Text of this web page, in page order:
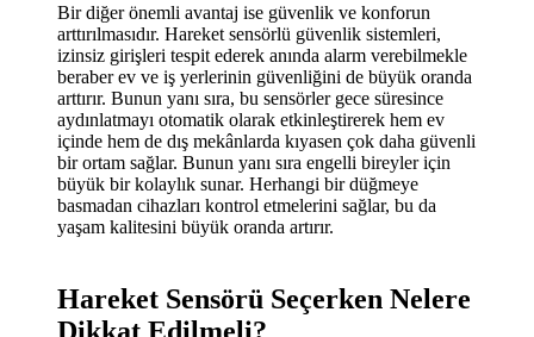
Bir diğer önemli avantaj ise güvenlik ve konforun
arttırılmasıdır. Hareket sensörlü güvenlik sistemleri,
izinsiz girişleri tespit ederek anında alarm verebilmekle
beraber ev ve iş yerlerinin güvenliğini de büyük oranda
arttırır. Bunun yanı sıra, bu sensörler gece süresince
aydınlatmayı otomatik olarak etkinleştirerek hem ev
içinde hem de dış mekânlarda kıyasen çok daha güvenli
bir ortam sağlar. Bunun yanı sıra engelli bireyler için
büyük bir kolaylık sunar. Herhangi bir düğmeye
basmadan cihazları kontrol etmelerini sağlar, bu da
yaşam kalitesini büyük oranda artırır.
Hareket Sensörü Seçerken Nelere
Dikkat Edilmeli?